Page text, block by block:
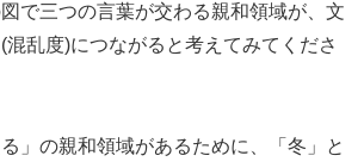
で三つの言葉が交わる親和領域が、文
乱度)につながると考えてみてくださ
る」の親和領域があるために、「冬」と